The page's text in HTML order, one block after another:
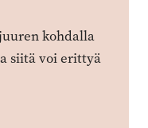
kohdalla
siitä voi erittyä